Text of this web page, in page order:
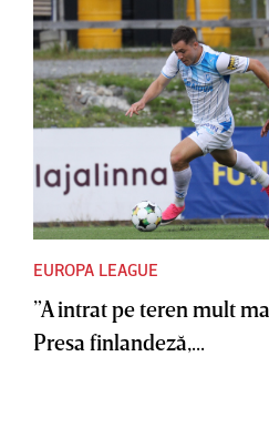
EUROPA LEAGUE
”A intrat pe teren mult
Presa finlandeză,...